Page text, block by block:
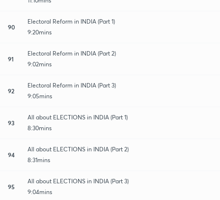
90
Electoral Reform in INDIA (Part 1)
9:20mins
91
Electoral Reform in INDIA (Part 2)
9:02mins
92
Electoral Reform in INDIA (Part 3)
9:05mins
93
All about ELECTIONS in INDIA (Part 1)
8:30mins
94
All about ELECTIONS in INDIA (Part 2)
8:31mins
95
All about ELECTIONS in INDIA (Part 3)
9:04mins